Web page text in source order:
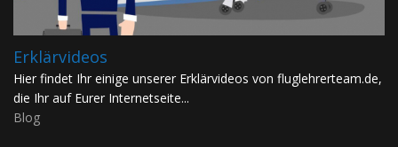
Erklärvideos
Hier findet Ihr einige unserer Erklärvideos von fluglehrerteam.de,
die Ihr auf Eurer Internetseite...
Blog